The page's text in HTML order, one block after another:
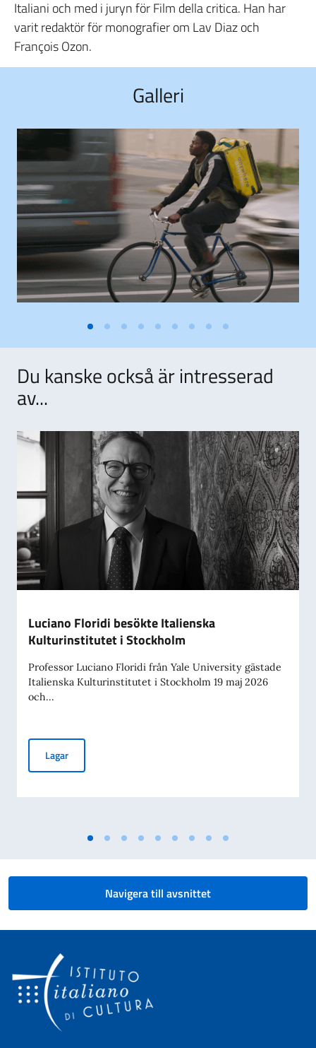
Italiani och med i juryn för Film della critica. Han har
varit redaktör för monografier om Lav Diaz och
François Ozon.
Galleri
Du kanske också är intresserad
av...
Luciano Floridi besökte Italienska
Kulturinstitutet i Stockholm
Professor Luciano Floridi från Yale University gästade
Italienska Kulturinstitutet i Stockholm 19 maj 2026
och...
LagarLuciano Floridi besökte Italienska Kulturinstitutet i
Navigera till avsnittet